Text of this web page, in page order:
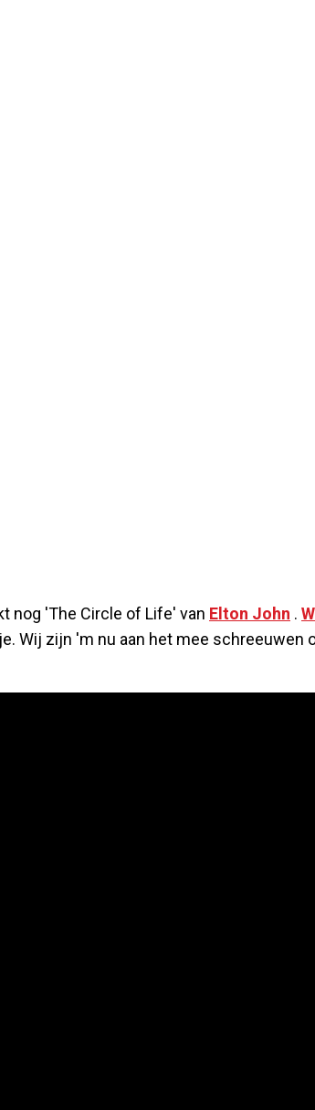
nog 'The Circle of Life' van Elton John .
Wij zijn 'm nu aan het mee schreeuwen